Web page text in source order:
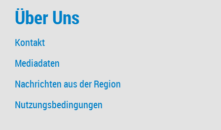
Über Uns
Kontakt
Mediadaten
Nachrichten aus der Region
Nutzungsbedingungen